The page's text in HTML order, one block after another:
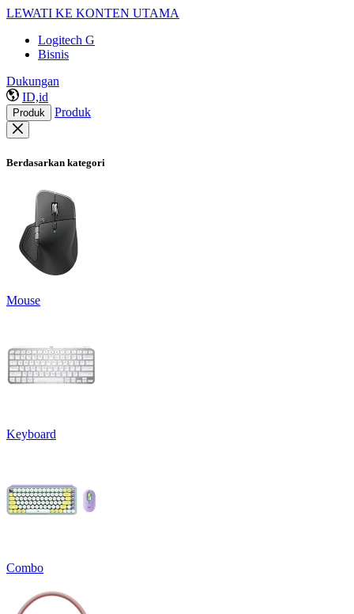
LEWATI KE KONTEN UTAMA
Logitech G
Bisnis
Dukungan
ID,id
Produk Produk
Berdasarkan kategori
Mouse
Keyboard
Combo